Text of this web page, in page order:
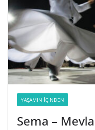
YAŞAMIN İÇINDEN
Sema –